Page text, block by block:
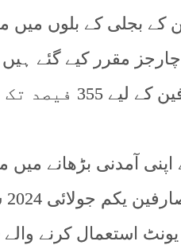
رہائشی صارفین کے بجلی کے
1000 روپے ماہانہ چارجز مقرر
کمرشل کے لیے 300 فیصد
آمدنی بڑھانے میں